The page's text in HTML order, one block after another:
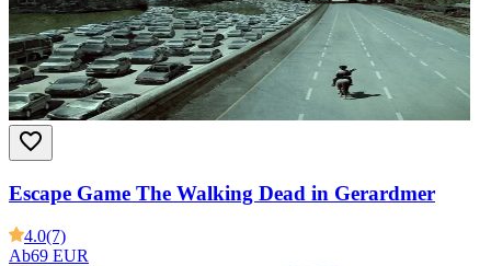
Escape Game The Walking Dead in Gerardmer
4.0(7)
Ab69 EUR